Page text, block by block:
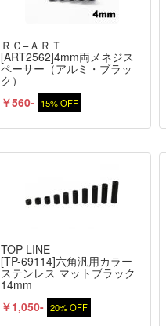
ＲＣ−ＡＲＴ
[ART2562]4mm両メネジス
ペーサー（アルミ・ブラッ
ク）
￥560- 15% OFF
TOP LINE
[TP-69114]六角汎用カラー
ステンレス マットブラック
14mm
￥1,050- 20% OFF